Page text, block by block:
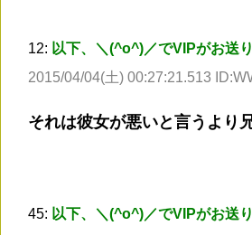
12: 以下、＼(^o^)／でVIPがお送
2015/04/04(土) 00:27:21.513
それは彼女が悪いと言うより
45: 以下、＼(^o^)／でVIPがお送